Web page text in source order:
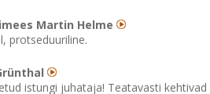
Martin Helme
protseduuriline.
istungi juhataja! Teatavasti